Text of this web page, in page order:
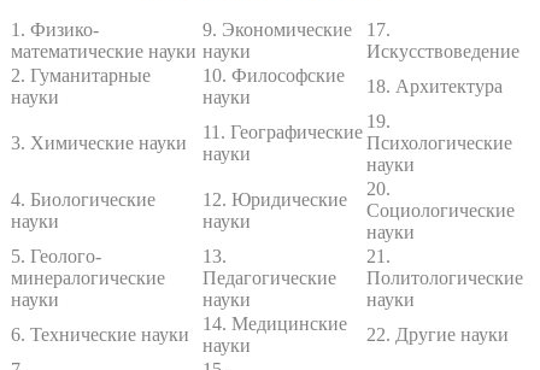
1. Физико-
математические науки
9. Экономические
науки
17.
Искусствоведение
2. Гуманитарные
науки
10. Философские
науки
18. Архитектура
3. Химические науки
11. Географические
науки
19.
Психологические
науки
4. Биологические
науки
12. Юридические
науки
20.
Социологические
науки
5. Геолого-
минералогические
науки
13.
Педагогические
науки
21.
Политологические
науки
6. Технические науки
14. Медицинские
науки
22. Другие науки